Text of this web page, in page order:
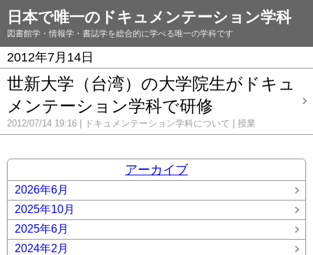
日本で唯一のドキュメンテーション学科
図書館学・情報学・書誌学を総合的に学べる唯一の学科です
2012年7月14日
世新大学（台湾）の大学院生がドキュ
メンテーション学科で研修
2012/07/14 19:16 ドキュメンテーション学科について 授業
アーカイブ
2026年6月
2025年10月
2025年6月
2024年2月